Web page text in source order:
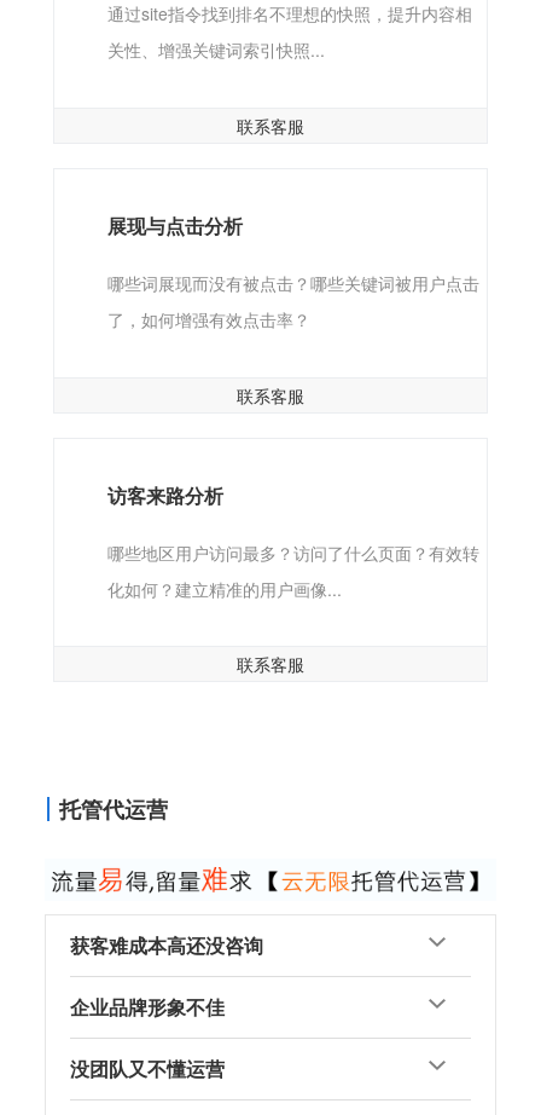
通过site指令找到排名不理想的快照，提升内容相
关性、增强关键词索引快照...
联系客服
展现与点击分析
哪些词展现而没有被点击？哪些关键词被用户点击
了，如何增强有效点击率？
联系客服
访客来路分析
哪些地区用户访问最多？访问了什么页面？有效转
化如何？建立精准的用户画像...
联系客服
托管代运营
获客难成本高还没咨询
企业品牌形象不佳
没团队又不懂运营